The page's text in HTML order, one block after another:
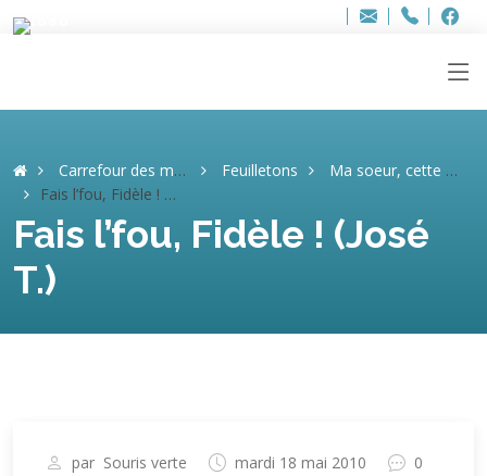
Adresse
info..hâthe..
Tel.
Tel.+32
Carrefour des mémoires Feuilletons
Ma soeur, cette héroïne (José T.)
Fais l’fou, Fidèle ! (José T.)
Fais l’fou, Fidèle ! (José
T.)
par Souris verte mardi 18 mai 2010 0